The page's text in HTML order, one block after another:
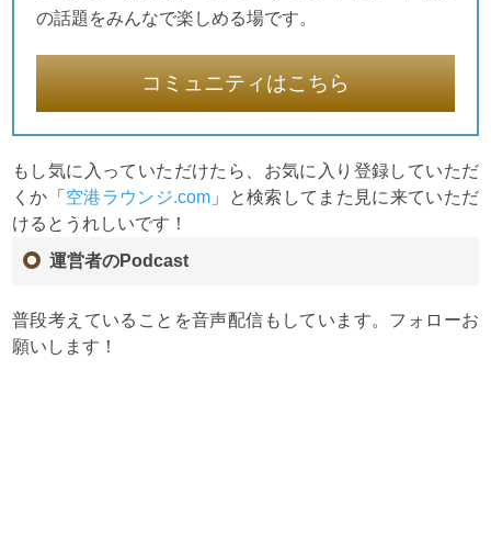
の話題をみんなで楽しめる場です。
コミュニティはこちら
もし気に入っていただけたら、お気に入り登録していただ
くか「 空港ラウンジ.com 」と検索してまた見に来ていただ
けるとうれしいです！
運営者のPodcast
普段考えていることを音声配信もしています。フォローお
願いします！